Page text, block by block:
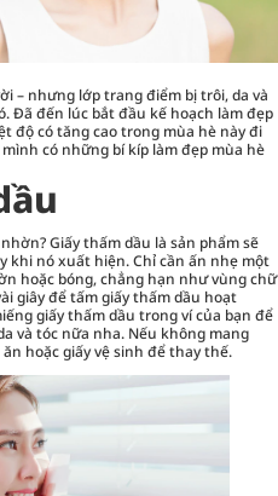
– nhưng lớptrang điểm bị trôi, da và
Đã đến lúc bắt đầu kế hoạch làm đẹp
độ có tăng cao trong mùa hè này đi
có những bí kíp làm đẹp mùa hè
Giấy thấm dầu là sản phẩm sẽ
khi nó xuất hiện. Chỉ cần ấn nhẹ một
hoặc bóng, chẳng hạn như vùng chữ
giây để tấm giấy thấm dầu hoạt
giấy thấm dầu trong ví của bạn để
và tóc nữa nha. Nếu không mang
hoặc giấy vệ sinh để thay thế.